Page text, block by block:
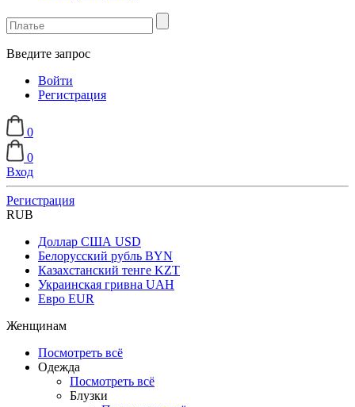
Введите запрос
Войти
Регистрация
0
0
Вход
Регистрация
RUB
Доллар США USD
Белорусский рубль BYN
Казахстанский тенге KZT
Украинская гривна UAH
Евро EUR
Женщинам
Посмотреть всё
Одежда
Посмотреть всё
Блузки